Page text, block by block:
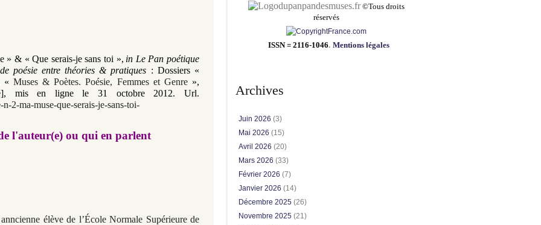
» & « Que serais-je sans toi », in Le Pan poétique
poésie entre théories & pratiques : Dossiers «
« Muses & Poètes. Poésie, Femmes et Genre »,
, mis en ligne le 31 octobre
2012. Url.
2-ma-muse-que-serais-je-sans-toi-
l'auteur(e) ou qui en parlent
élève de l’École Normale Supérieure de
pandesmuses.fr ©Tous droits
réservés
ISSN = 2116-1046. Mentions légales
Archives
Juin 2026 (3)
Mai 2026 (15)
Avril 2026 (20)
Mars 2026 (33)
Février 2026 (7)
Janvier 2026 (14)
Décembre 2025 (26)
Novembre 2025 (21)